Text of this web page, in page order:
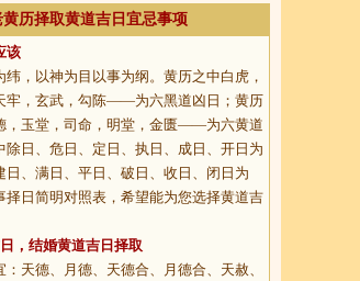
黄历择取黄道吉日宜忌事项
该
纬，以神为目以事为纲。黄历之中白虎，
牢，玄武，勾陈——为六黑道凶日；黄历
，玉堂，司命，明堂，金匮——为六黄道
除日、危日、定日、执日、成日、开日为
日、满日、平日、破日、收日、闭日为
择日简明对照表，希望能为您选择黄道吉
，结婚黄道吉日择取
天德、月德、天德合、月德合、天赦、